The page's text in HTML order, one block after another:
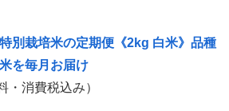
別栽培米の定期便《2kg 白米》品種
を毎月お届け
・消費税込み）